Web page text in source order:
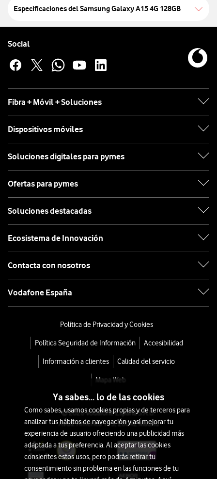
Especificaciones delSamsung Galaxy A15 4G 128GB
Social
Fibra + Móvil + Soluciones
Dispositivos móviles
Soluciones digitales para pymes
Ofertas para pymes
Soluciones destacadas
Ecosistema de Innovación
Contacta con nosotros
Vodafone España
Política de Privacidad y Cookies
Política Seguridad de Información Accesibilidad
Información a clientes Calidad del servicio
Mapa Web
© 2026 Vodafone España S.A.U.
Avda. América 115, 28042 Madrid
Ya sabes... lo de las cookies
Como sabes, usamos cookies propias y de terceros para
analizar tus hábitos de navegación y así mejorar tu
experiencia de usuario ofreciendo una publicidad más
adaptada a tus preferencia. Al aceptar las cookies
consientes estos usos, pero podrás retirar tu
consentimiento sin problema en las funciones de tu